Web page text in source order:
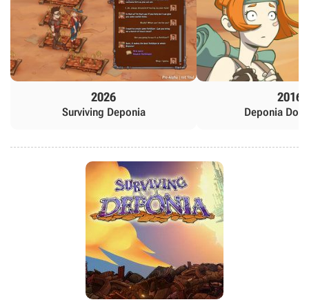
2026
Surviving Deponia
2016
Deponia